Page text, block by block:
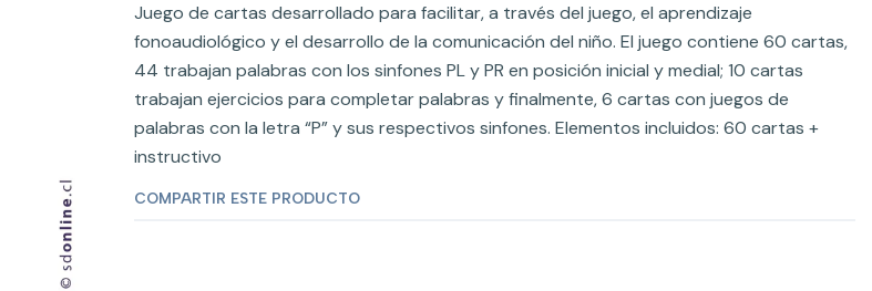
Juego de cartas desarrollado para facilitar, a través del juego, el aprendizaje
fonoaudiológico y el desarrollo de la comunicación del niño. El juego contiene 60 cartas,
44 trabajan palabras con los sinfones PL y PR en posición inicial y medial; 10 cartas
trabajan ejercicios para completar palabras y finalmente, 6 cartas con juegos de
palabras con la letra “P” y sus respectivos sinfones. Elementos incluidos: 60 cartas +
instructivo
COMPARTIR ESTE PRODUCTO